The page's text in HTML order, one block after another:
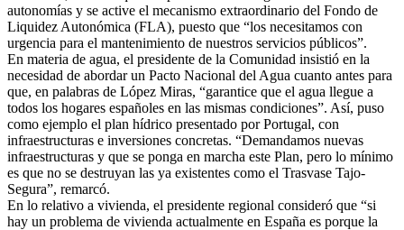
autonomías y se active el mecanismo extraordinario del Fondo de
Liquidez Autonómica (FLA), puesto que “los necesitamos con
urgencia para el mantenimiento de nuestros servicios públicos”.
En materia de agua, el presidente de la Comunidad insistió en la
necesidad de abordar un Pacto Nacional del Agua cuanto antes para
que, en palabras de López Miras, “garantice que el agua llegue a
todos los hogares españoles en las mismas condiciones”. Así, puso
como ejemplo el plan hídrico presentado por Portugal, con
infraestructuras e inversiones concretas. “Demandamos nuevas
infraestructuras y que se ponga en marcha este Plan, pero lo mínimo
es que no se destruyan las ya existentes como el Trasvase Tajo-
Segura”, remarcó.
En lo relativo a vivienda, el presidente regional consideró que “si
hay un problema de vivienda actualmente en España es porque la